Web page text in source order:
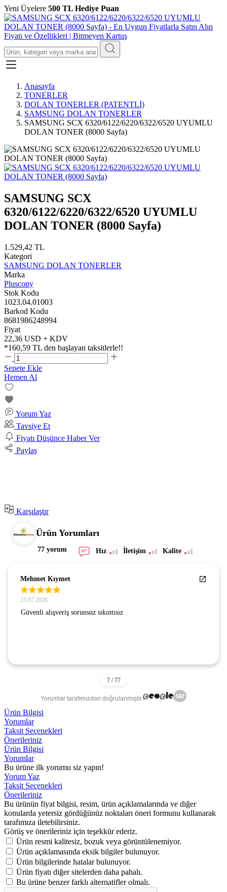
Yeni Üyelere 500 TL Hediye Puan
Anasayfa
TONERLER
DOLAN TONERLER (PATENTLİ)
SAMSUNG DOLAN TONERLER
SAMSUNG SCX 6320/6122/6220/6322/6520 UYUMLU
DOLAN TONER (8000 Sayfa)
SAMSUNG SCX
6320/6122/6220/6322/6520 UYUMLU
DOLAN TONER (8000 Sayfa)
1.529,42 TL
Kategori
SAMSUNG DOLAN TONERLER
Marka
Pluscopy
Stok Kodu
1023.04.01003
Barkod Kodu
8681986248994
Fiyat
22,36 USD + KDV
*160,59 TL den başlayan taksitlerle!!
Sepete Ekle
Hemen Al
Yorum Yaz
Tavsiye Et
Fiyatı Düşünce Haber Ver
Paylaş
Karşılaştır
Ürün Yorumları
77 yorum Hız İletişim Kalite
Mehmet Kıymet
23.07.2026
Güvenli alışveriş sorunsuz sıkıntısız
Yorumlar tarafımızdan doğrulanmıştır.
Ürün Bilgisi
Yorumlar
Taksit Seçenekleri
Önerileriniz
Ürün Bilgisi
Yorumlar
Bu ürüne ilk yorumu siz yapın!
Yorum Yaz
Taksit Seçenekleri
Önerileriniz
Bu ürünün fiyat bilgisi, resim, ürün açıklamalarında ve diğer
konularda yetersiz gördüğünüz noktaları öneri formunu kullanarak
tarafımıza iletebilirsiniz.
Görüş ve önerileriniz için teşekkür ederiz.
Ürün resmi kalitesiz, bozuk veya görüntülenemiyor.
Ürün açıklamasında eksik bilgiler bulunuyor.
Ürün bilgilerinde hatalar bulunuyor.
Ürün fiyatı diğer sitelerden daha pahalı.
Bu ürüne benzer farklı alternatifler olmalı.